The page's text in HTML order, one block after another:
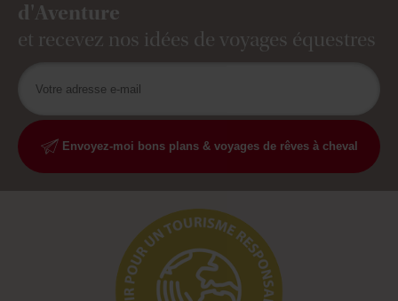
d'Aventure
et recevez nos idées de voyages équestres
Envoyez-moi bons plans & voyages de rêves à cheval